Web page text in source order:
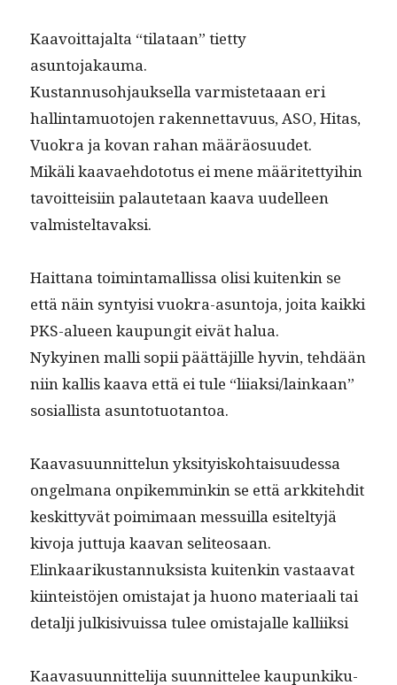
Kaavoit­ta­jal­ta “tilataan” tiet­ty
asuntojakauma.
Kus­tan­nu­so­h­jauk­sel­la varmis­te­taaan eri
hallinta­muo­to­jen raken­net­tavu­us, ASO, Hitas,
Vuokra ja kovan rahan määräosuudet.
Mikäli kaavae­hdo­to­tus ei mene määritet­ty­i­hin
tavoit­teisi­in palaute­taan kaa­va uudelleen
valmisteltavaksi.
Hait­tana toim­inta­mallis­sa olisi kuitenkin se
että näin syn­ty­isi vuokra-asun­to­ja, joi­ta kaik­ki
PKS-alueen kaupun­git eivät halua.
Nykyi­nen malli sopii päät­täjille hyvin, tehdään
niin kallis kaa­va että ei tule “liiaksi/lainkaan”
sosial­lista asuntotuotantoa.
Kaava­su­un­nit­telun yksi­tyisko­htaisu­udessa
ongel­mana onpikem­minkin se että arkkite­hdit
keskit­tyvät poim­i­maan mes­suil­la esitel­tyjä
kivo­ja jut­tu­ja kaa­van seli­teosaan.
Elinkaarikus­tan­nuk­sista kuitenkin vas­taa­vat
kiin­teistö­jen omis­ta­jat ja huono mate­ri­aali tai
detalji julk­i­sivuis­sa tulee omis­ta­jalle kalliiksi
Kaava­su­un­nit­teli­ja suun­nit­telee kaupunkiku­